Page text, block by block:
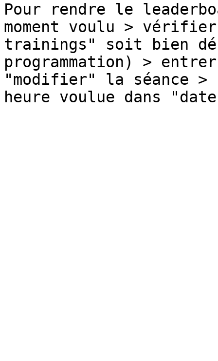
Pour rendre le
moment voulu >
trainings" soit bien
programmation) >
"modifier" la séance